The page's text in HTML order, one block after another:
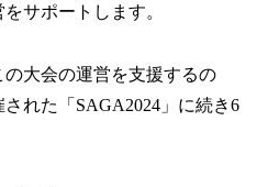
サポートします。
大会の運営を支援するの
れた「SAGA2024」に続き6